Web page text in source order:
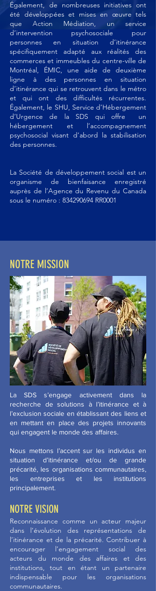
Également, de nombreuses initiatives ont
été développées et mises en œuvre tels
que Action Médiation, un service
d’intervention psychosociale pour
personnes en situation d’itinérance
spécifiquement adapté aux réalités des
commerces et immeubles du centre-ville de
Montréal, ÉMIC, une aide de deuxième
ligne à des personnes en situation
d’itinérance qui se retrouvent dans le métro
et qui ont des difficultés récurrentes.
Également, le SHU, Service d’Hébergement
d’Urgence de la SDS qui offre un
hébergement et l’accompagnement
psychosocial visant d’abord la stabilisation
des personnes.
La Société de développement social est un
organisme de bienfaisance enregistré
auprès de l’Agence du Revenu du Canada
sous le numéro : 834290694 RR0001
NOTRE MISSION
La SDS s’engage activement dans la
recherche de solutions à l’itinérance et à
l’exclusion sociale en établissant des liens et
en mettant en place des projets innovants
qui engagent le monde des affaires.
Nous mettons l’accent sur les individus en
situation d’itinérance et/ou de grande
précarité, les organisations communautaires,
les entreprises et les institutions
principalement.
NOTRE VISION
Reconnaissance comme un acteur majeur
dans l’évolution des représentations de
l’itinérance et de la précarité. Contribuer à
encourager l’engagement social des
acteurs du monde des affaires et des
institutions, tout en étant un partenaire
indispensable pour les organisations
communautaires​.